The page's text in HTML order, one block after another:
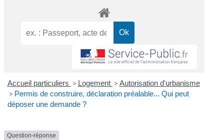
Accueil particuliers > Logement > Autorisation d'urbanisme
> Permis de construire, déclaration préalable... Qui peut
déposer une demande ?
Question-réponse